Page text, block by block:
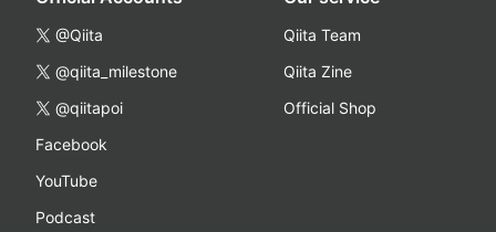
@Qiita
@qiita_milestone
@qiitapoi
Facebook
YouTube
Podcast
Qiita Team
Qiita Zine
Official Shop